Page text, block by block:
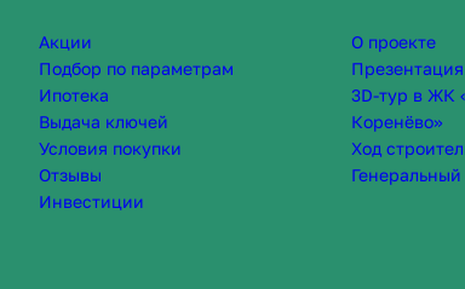
Акции
Подбор по параметрам
Ипотека
Выдача ключей
Условия покупки
Отзывы
Инвестиции
О проекте
Презентация
3D-тур в ЖК
Коренёво»
Ход